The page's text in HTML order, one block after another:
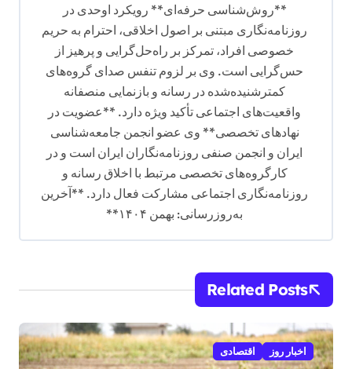
**روش‌شناسی حرفه‌ای** رویکرد اوحدی در
روزنامه‌نگاری مبتنی بر اصول اخلاقی، احترام به حریم
خصوصی افراد، تمرکز بر راه‌حل‌گرایی و پرهیز از
حس‌گرایی است. وی بر لزوم تنفس صدای گروه‌های
کمترشنیده‌شده در رسانه و بازنمایی منصفانه
واقعیت‌های اجتماعی تأکید ویژه دارد. **عضویت در
نهادهای تخصصی** وی عضو انجمن جامعه‌شناسی
ایران و انجمن صنفی روزنامه‌نگاران ایران است و در
کارگروه‌های تخصصی مرتبط با اخلاق رسانه و
روزنامه‌نگاری اجتماعی مشارکت فعال دارد. **آخرین
به‌روزرسانی: بهمن ۱۴۰۴**
Related Posts
اخبار روز اقتصادی